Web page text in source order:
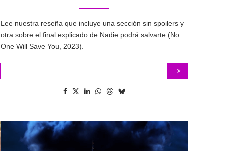
Lee nuestra reseña que incluye una sección sin spoilers y
otra sobre el final explicado de Nadie podrá salvarte (No
One Will Save You, 2023).